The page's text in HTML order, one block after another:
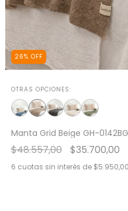
26% OFF
OTRAS OPCIONES:
Manta Grid Beige GH-0142BG
$48.557,00 $35.700,00
6 cuotas sin interés de $5.950,00